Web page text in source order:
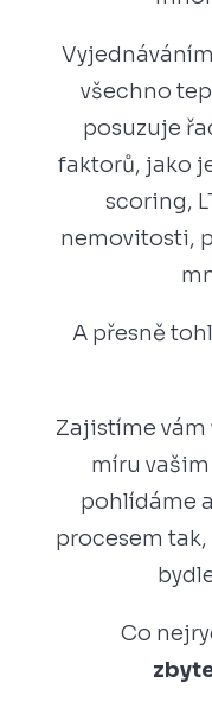
Vyjednáváním
všechno
posuzuje
faktorů, jako
scoring,
nemovitosti,
A přesně
Zajistíme vám
míru
pohlídáme
procesem tak,
Co